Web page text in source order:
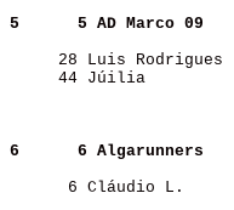
5 5 AD
28 Luis Rodrigues
44 Júilia
6 6
6 Cláudio